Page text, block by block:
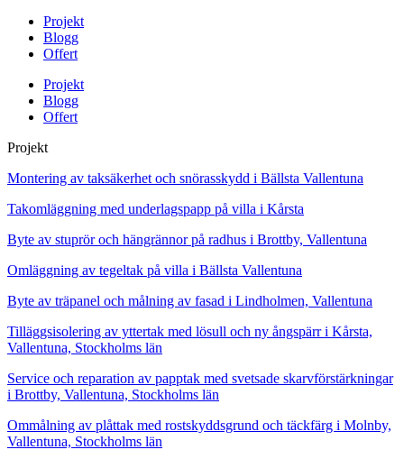
Projekt
Blogg
Offert
Projekt
Blogg
Offert
Projekt
Montering av taksäkerhet och snörasskydd i Bällsta Vallentuna
Takomläggning med underlagspapp på villa i Kårsta
Byte av stuprör och hängrännor på radhus i Brottby, Vallentuna
Omläggning av tegeltak på villa i Bällsta Vallentuna
Byte av träpanel och målning av fasad i Lindholmen, Vallentuna
Tilläggsisolering av yttertak med lösull och ny ångspärr i Kårsta,
Vallentuna, Stockholms län
Service och reparation av papptak med svetsade skarvförstärkningar
i Brottby, Vallentuna, Stockholms län
Ommålning av plåttak med rostskyddsgrund och täckfärg i Molnby,
Vallentuna, Stockholms län